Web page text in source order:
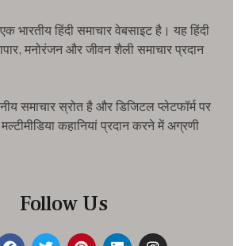
भारतीय हिंदी समाचार वेबसाइट है। यह हिंदी
मनोरंजन और जीवन शैली समाचार प्रदान
समाचार स्रोत है और डिजिटल प्लेटफॉर्म पर
मल्टीमीडिया कहानियां प्रदान करने में अग्रणी
Follow Us